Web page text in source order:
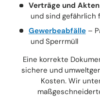
Verträge und Akten
und sind gefährlich
Gewerbeabfälle–
und Sperrmüll
Eine korrekte
sichere und
Kosten. Wir